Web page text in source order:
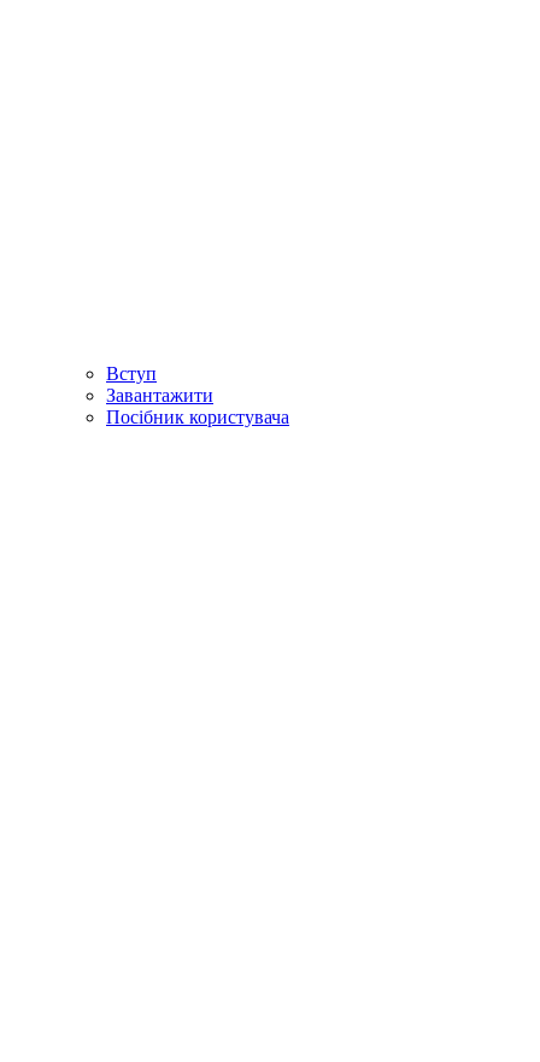
Вступ
Завантажити
Посібник користувача